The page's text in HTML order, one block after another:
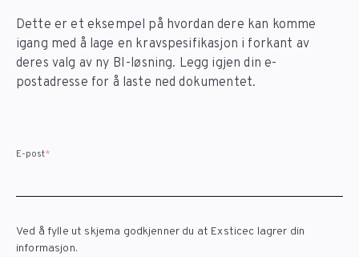
Dette er et eksempel på hvordan dere kan komme
igang med å lage en kravspesifikasjon i forkant av
deres valg av ny BI-løsning. Legg igjen din e-
postadresse for å laste ned dokumentet.
E-post*
Ved å fylle ut skjema godkjenner du at Exsticec lagrer din
informasjon.